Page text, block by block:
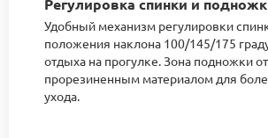
Удобный механизм регулировки
положения наклона 100/145/175
отдыха на прогулке. Зона подножки
прорезиненным материалом для
ухода.